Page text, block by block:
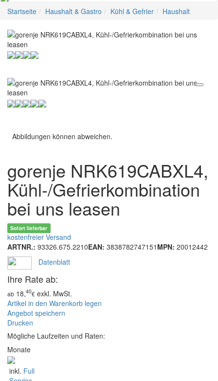
Startseite Haushalt & Gastro Kühl & Gefrier Haushalt
Abbildungen können abweichen.
gorenje NRK619CABXL4,
Kühl-/Gefrierkombination
bei uns leasen
Sofort lieferbar
kostenfreier Versand
ARTNR.: 93326.675.2210EAN: 3838782747151 MPN: 20012442
Datenblatt
Ihre Rate ab:
ab 18,40€ exkl. MwSt.
Artikel in den Warenkorb legen
Angebot speichern
Drucken
Mögliche Laufzeiten und Raten:
Monate
inkl. Full